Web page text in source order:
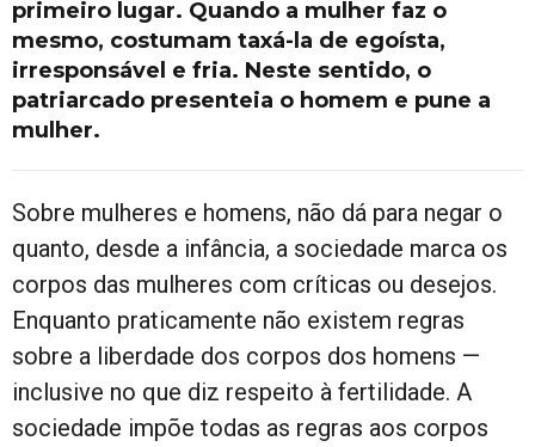
primeiro lugar. Quando a mulher faz o
mesmo, costumam taxá-la de egoísta,
irresponsável e fria. Neste sentido, o
patriarcado presenteia o homem e pune a
mulher.
Sobre mulheres e homens, não dá para negar o
quanto, desde a infância, a sociedade marca os
corpos das mulheres com críticas ou desejos.
Enquanto praticamente não existem regras
sobre a liberdade dos corpos dos homens —
inclusive no que diz respeito à fertilidade. A
sociedade impõe todas as regras aos corpos